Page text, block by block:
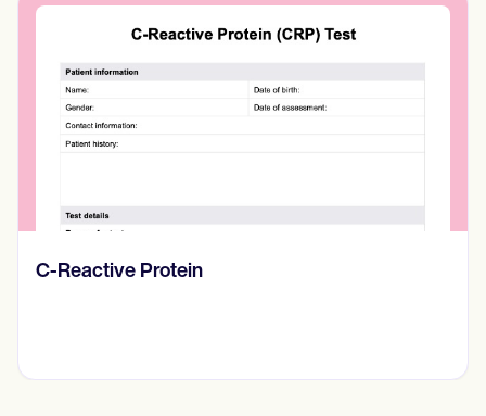
Diario de pensamientos